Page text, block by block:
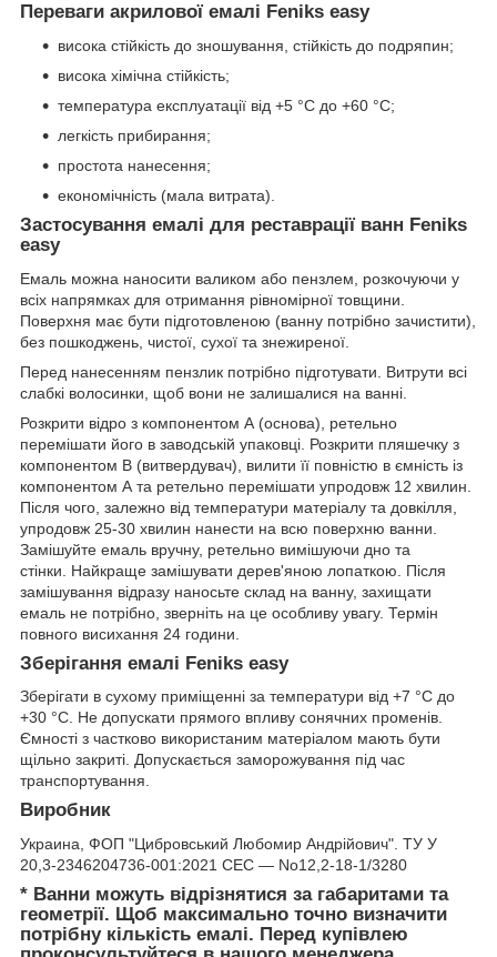
Переваги акрилової емалі Fеniks easy
висока стійкість до зношування, стійкість до подряпин;
висока хімічна стійкість;
температура експлуатації від +5 °C до +60 °C;
легкість прибирання;
простота нанесення;
економічність (мала витрата).
Застосування емалі для реставрації ванн Fеniks
easy
Емаль можна наносити валиком або пензлем, розкочуючи у
всіх напрямках для отримання рівномірної товщини.
Поверхня має бути підготовленою (ванну потрібно зачистити),
без пошкоджень, чистої, сухої та знежиреної.
Перед нанесенням пензлик потрібно підготувати. Витрути всі
слабкі волосинки, щоб вони не залишалися на ванні.
Розкрити відро з компонентом А (основа), ретельно
перемішати його в заводській упаковці. Розкрити пляшечку з
компонентом В (витвердувач), вилити її повністю в ємність із
компонентом А та ретельно перемішати упродовж 12 хвилин.
Після чого, залежно від температури матеріалу та довкілля,
упродовж 25-30 хвилин нанести на всю поверхню ванни.
Замішуйте емаль вручну, ретельно вимішуючи дно та
стінки. Найкраще замішувати дерев'яною лопаткою. Після
замішування відразу наносьте склад на ванну, захищати
емаль не потрібно, зверніть на це особливу увагу. Термін
повного висихання 24 години.
Зберігання емалі Fеniks easy
Зберігати в сухому приміщенні за температури від +7 °C до
+30 °C. Не допускати прямого впливу сонячних променів.
Ємності з частково використаним матеріалом мають бути
щільно закриті. Допускається заморожування під час
транспортування.
Виробник
Украина, ФОП "Цибровський Любомир Андрійович". ТУ У
20,3-2346204736-001:2021 СЕС — No12,2-18-1/3280
* Ванни можуть відрізнятися за габаритами та
геометрії. Щоб максимально точно визначити
потрібну кількість емалі. Перед купівлею